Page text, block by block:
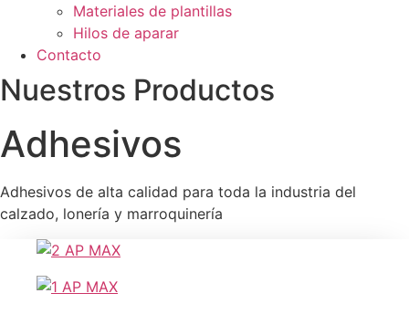
Materiales de plantillas
Hilos de aparar
Contacto
Nuestros Productos
Adhesivos
Adhesivos de alta calidad para toda la industria del
calzado, lonería y marroquinería